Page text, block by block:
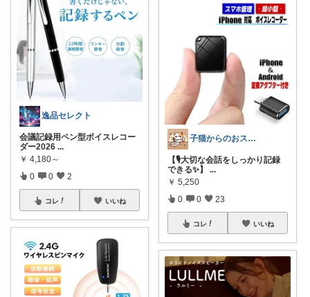
逸品セレクト
会議記録用ペン型ボイスレコー
ダー2026 ...
￥ 4,180～
0 0 2
コレ いいね
子猫からのおススメ
【🎙️大切な会話をしっかり記録
できる✨】 ...
￥ 5,250
0 0 23
コレ いいね